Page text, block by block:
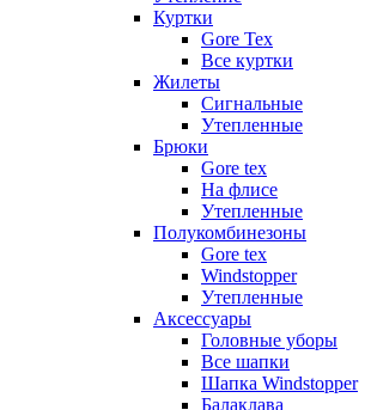
Куртки
Gore Tex
Все куртки
Жилеты
Сигнальные
Утепленные
Брюки
Gore tex
На флисе
Утепленные
Полукомбинезоны
Gore tex
Windstopper
Утепленные
Аксессуары
Головные уборы
Все шапки
Шапка Windstopper
Балаклава